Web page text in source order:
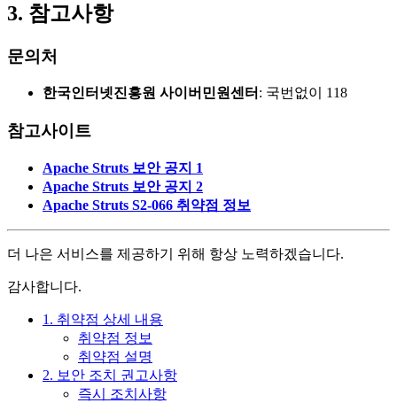
3. 참고사항
문의처
한국인터넷진흥원 사이버민원센터 : 국번없이 118
참고사이트
Apache Struts 보안 공지 1
Apache Struts 보안 공지 2
Apache Struts S2-066 취약점 정보
더 나은 서비스를 제공하기 위해 항상 노력하겠습니다.
감사합니다.
1. 취약점 상세 내용
취약점 정보
취약점 설명
2. 보안 조치 권고사항
즉시 조치사항